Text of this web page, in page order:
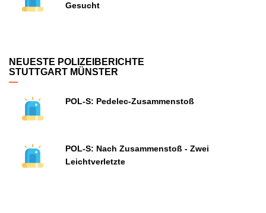
Gesucht
NEUESTE POLIZEIBERICHTE
STUTTGART MÜNSTER
POL-S: Pedelec-Zusammenstoß
POL-S: Nach Zusammenstoß - Zwei
Leichtverletzte